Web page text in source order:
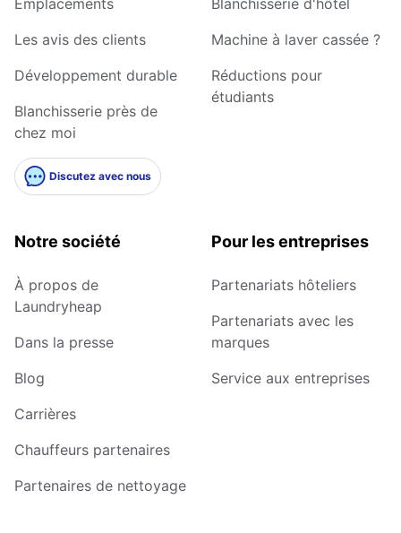
Les avis des clients
Développement durable
Blanchisserie près de
chez moi
Discutez avec nous
Machine à laver cassée ?
Réductions pour
étudiants
Notre société
À propos de
Laundryheap
Dans la presse
Blog
Carrières
Chauffeurs partenaires
Partenaires de nettoyage
Pour les entreprises
Partenariats hôteliers
Partenariats avec les
marques
Service aux entreprises